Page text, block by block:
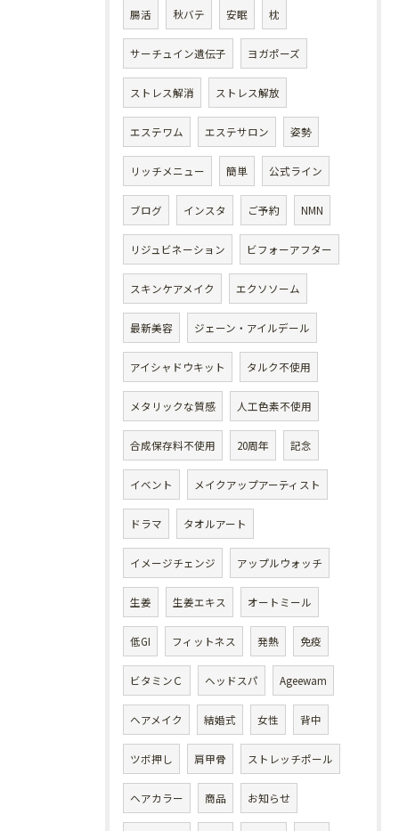
腸活 秋バテ 安眠 枕
サーチュイン遺伝子 ヨガポーズ
ストレス解消 ストレス解放
エステワム エステサロン 姿勢
リッチメニュー 簡単 公式ライン
ブログ インスタ ご予約 NMN
リジュビネーション ビフォーアフター
スキンケアメイク エクソソーム
最新美容 ジェーン・アイルデール
アイシャドウキット タルク不使用
メタリックな質感 人工色素不使用
合成保存料不使用 20周年 記念
イベント メイクアップアーティスト
ドラマ タオルアート
イメージチェンジ アップルウォッチ
生姜 生姜エキス オートミール
低GI フィットネス 発熱 免疫
ビタミンＣ ヘッドスパ Ageewam
ヘアメイク 結婚式 女性 背中
ツボ押し 肩甲骨 ストレッチポール
ヘアカラー 商品 お知らせ